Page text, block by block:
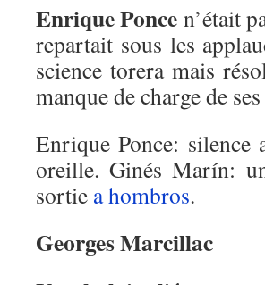
Enrique Ponce n’était
repartait sous les
science torera mais
manque de charge de
Enrique Ponce: silence
oreille. Ginés Marín:
sortie a hombros.
Georges Marcillac